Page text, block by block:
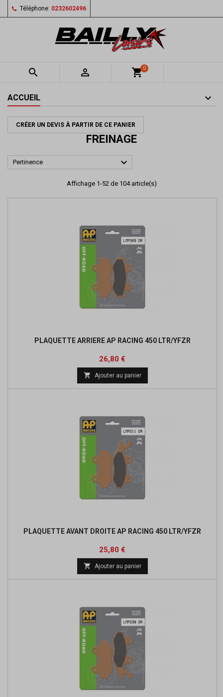
Téléphone: 0232602496
  shopping_cart0
ACCUEIL
CRÉER UN DEVIS À PARTIR DE CE PANIER
FREINAGE
Pertinence 
Affichage 1-52 de 104 article(s)
PLAQUETTE ARRIERE AP RACING 450 LTR/YFZR
Prix
26,80 €
 Ajouter au panier
PLAQUETTE AVANT DROITE AP RACING 450 LTR/YFZR
Prix
25,80 €
 Ajouter au panier